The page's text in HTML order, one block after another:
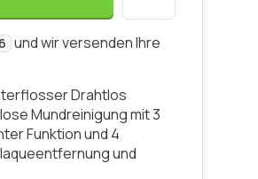
und wir versenden Ihre
Drahtlos
Mundreinigung mit 3
Funktion und 4
und